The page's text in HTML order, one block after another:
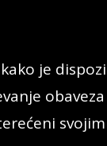
je
svojim